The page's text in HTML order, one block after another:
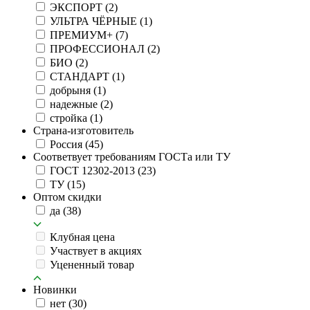
ЭКСПОРТ (2)
УЛЬТРА ЧЁРНЫЕ (1)
ПРЕМИУМ+ (7)
ПРОФЕССИОНАЛ (2)
БИО (2)
СТАНДАРТ (1)
добрыня (1)
надежные (2)
стройка (1)
Страна-изготовитель
Россия (45)
Соответвует требованиям ГОСТа или ТУ
ГОСТ 12302-2013 (23)
ТУ(15)
Оптом скидки
да (38)
Клубная цена
Участвует в акциях
Уцененный товар
Новинки
нет (30)